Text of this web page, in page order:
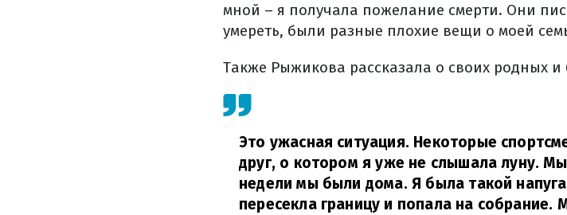
мной – я получала пожелание смерти. Они
умереть, были разные плохие вещи о моей
Также Рыжикова рассказала о своих родных и
Это ужасная ситуация. Некоторые
друг, о котором я уже не слышала луну.
недели мы были дома. Я была такой
пересекла границу и попала на собрание.